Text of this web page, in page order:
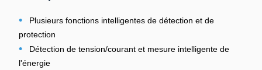
•
Plusieurs fonctions intelligentes de détection et de
protection
•
Détection de tension/courant et mesure intelligente de
l'énergie